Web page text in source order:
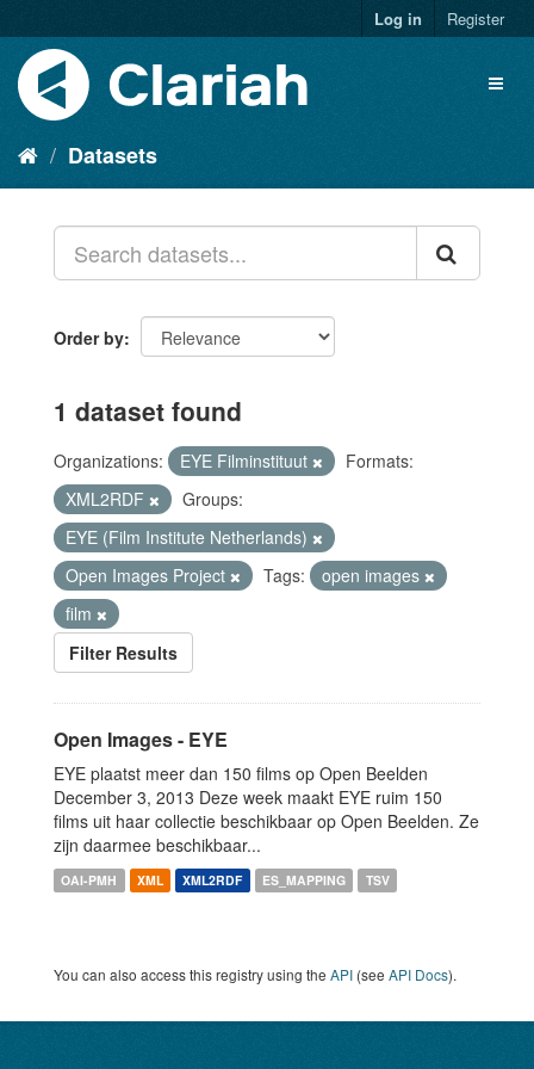
Log in Register
Datasets
Order by
1 dataset found
Organizations: EYE Filminstituut
Formats:
XML2RDF
Groups:
EYE (Film Institute Netherlands)
Open Images Project
Tags:
open images
film
Filter Results
Open Images - EYE
EYE plaatst meer dan 150 films op Open Beelden
December 3, 2013 Deze week maakt EYE ruim 150
films uit haar collectie beschikbaar op Open Beelden. Ze
zijn daarmee beschikbaar...
OAI-PMH XML XML2RDF ES_MAPPING TSV
You can also access this registry using the API (see API Docs).